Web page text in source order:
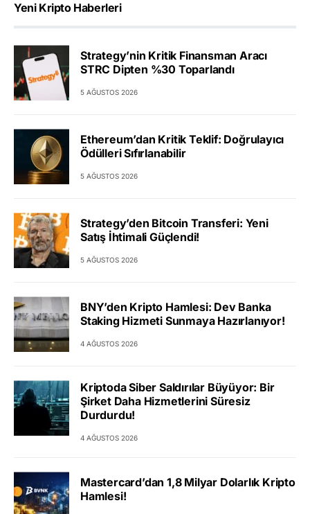
Yeni Kripto Haberleri
Strategy’nin Kritik Finansman Aracı
STRC Dipten %30 Toparlandı
5 AĞUSTOS 2026
Ethereum’dan Kritik Teklif: Doğrulayıcı
Ödülleri Sıfırlanabilir
5 AĞUSTOS 2026
Strategy’den Bitcoin Transferi: Yeni
Satış İhtimali Güçlendi!
5 AĞUSTOS 2026
BNY’den Kripto Hamlesi: Dev Banka
Staking Hizmeti Sunmaya Hazırlanıyor!
4 AĞUSTOS 2026
Kriptoda Siber Saldırılar Büyüyor: Bir
Şirket Daha Hizmetlerini Süresiz
Durdurdu!
4 AĞUSTOS 2026
Mastercard’dan 1,8 Milyar Dolarlık Kripto
Hamlesi!